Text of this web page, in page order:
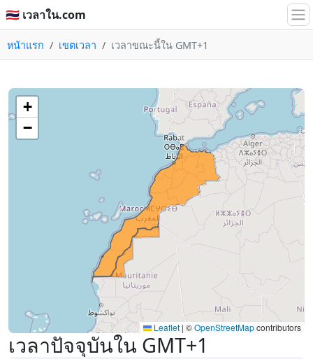
🇹🇭 เวลาใน.com
หน้าแรก เขตเวลา เวลาขณะนี้ใน GMT+1
เวลาปัจจุบันใน GMT+1
+
−
Leaflet | ©OpenStreetMapcontributors